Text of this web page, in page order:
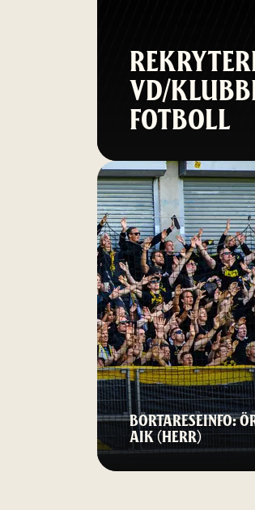
VD/
FOTBOLL
BORTARESEINFO:
AIK (HERR)